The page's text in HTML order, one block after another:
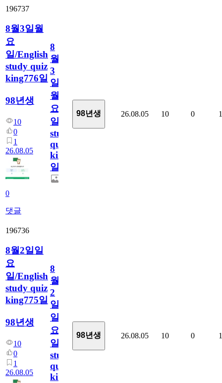
196737
8월3일월
요
일/English
study quiz
king776일
98년생
10
0
1
26.08.05
0
댓글
8
월
3
일
월
요
일/English
study
quiz
king776
일
98년생 26.08.05 10 0 1
196736
8월2일일
요
일/English
study quiz
king775일
98년생
10
0
1
26.08.05
8
월
2
일
일
요
일/English
study
quiz
king775
98년생 26.08.05 10 0 1